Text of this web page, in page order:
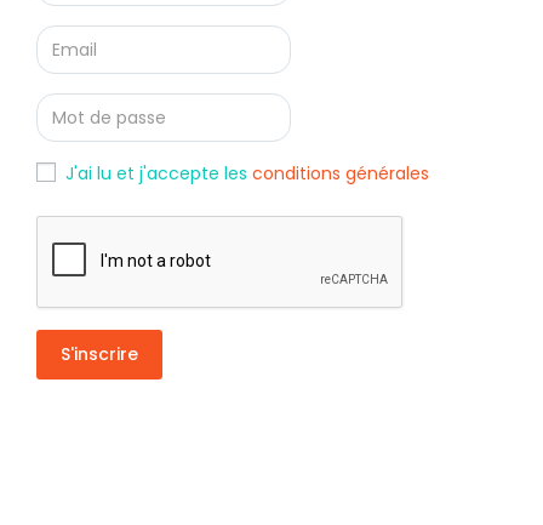
J'ai lu et j'accepte les conditions générales
S'inscrire